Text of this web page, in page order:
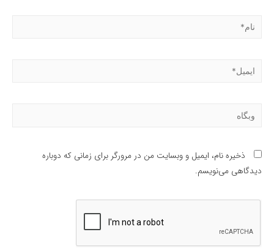
نام*
ایمیل*
وبگاه
ذخیره نام، ایمیل و وبسایت من در مرورگر برای زمانی که دوباره
دیدگاهی می‌نویسم.